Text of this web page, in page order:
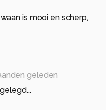
is mooi en scherp,
geleden